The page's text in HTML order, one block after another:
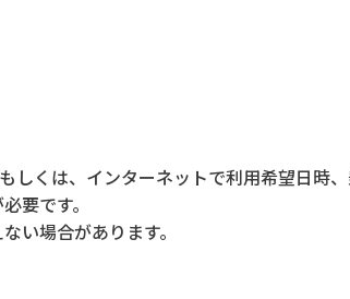
くは、インターネットで利用希望日時
要です。
い場合があります。